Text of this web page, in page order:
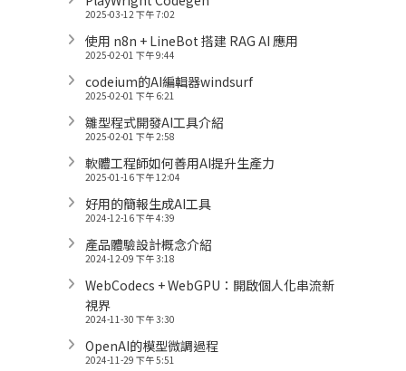
2025-03-12 下午 7:02
使用 n8n + LineBot 搭建 RAG AI 應用
2025-02-01 下午 9:44
codeium的AI編輯器windsurf
2025-02-01 下午 6:21
雛型程式開發AI工具介紹
2025-02-01 下午 2:58
軟體工程師如何善用AI提升生產力
2025-01-16 下午 12:04
好用的簡報生成AI工具
2024-12-16 下午 4:39
產品體驗設計概念介紹
2024-12-09 下午 3:18
WebCodecs + WebGPU：開啟個人化串流新
視界
2024-11-30 下午 3:30
OpenAI的模型微調過程
2024-11-29 下午 5:51